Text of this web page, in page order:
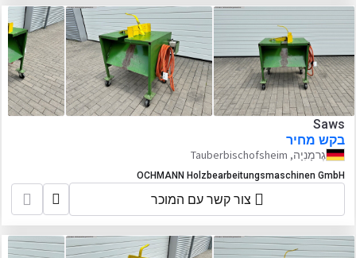
Saws
בקש מחיר
גֶרמָנִיָה, Tauberbischofsheim
OCHMANN Holzbearbeitungsmaschinen GmbH
צור קשר עם המוכר